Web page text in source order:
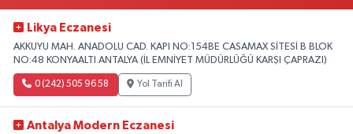
Likya Eczanesi
AKKUYU MAH. ANADOLU CAD. KAPI NO:154BE CASAMAX SİTESİ B BLOK
NO:48 KONYAALTI ANTALYA (İL EMNİYET MÜDÜRLÜĞÜ KARŞI ÇAPRAZI)
0 (242) 505 96 58 Yol Tarifi Al
Antalya Modern Eczanesi